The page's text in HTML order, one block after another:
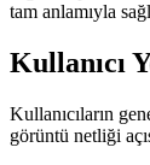
tam anlamıyla
Kullanıcı
Kullanıcıların
görüntü netliği